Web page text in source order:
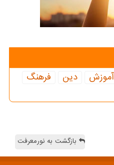
آموزش دین
فرهنگ
بازگشت به نورمعرفت